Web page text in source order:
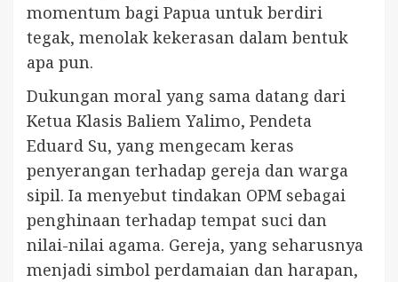
momentum bagi Papua untuk berdiri
tegak, menolak kekerasan dalam bentuk
apa pun.
Dukungan moral yang sama datang dari
Ketua Klasis Baliem Yalimo, Pendeta
Eduard Su, yang mengecam keras
penyerangan terhadap gereja dan warga
sipil. Ia menyebut tindakan OPM sebagai
penghinaan terhadap tempat suci dan
nilai-nilai agama. Gereja, yang seharusnya
menjadi simbol perdamaian dan harapan,